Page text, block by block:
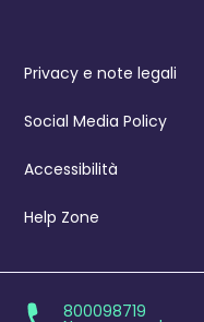
Privacy e note legali
Social Media Policy
Accessibilità
Help Zone
800098719